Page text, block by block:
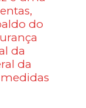
do
da
da